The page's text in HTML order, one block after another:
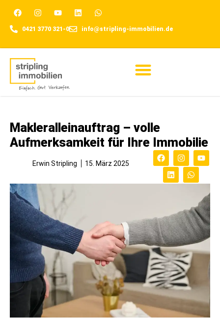
0421 3770 321-0 info@stripling-immobilien.de
Makleralleinauftrag – volle
Aufmerksamkeit für Ihre Immobilie
Erwin Stripling 15. März 2025